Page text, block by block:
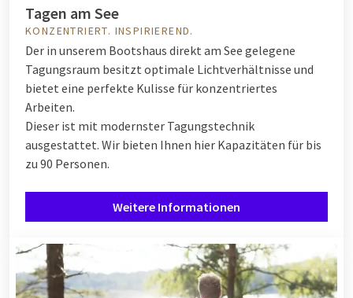
Tagen am See
KONZENTRIERT. INSPIRIEREND.
Der in unserem Bootshaus direkt am See gelegene
Tagungsraum besitzt optimale Lichtverhältnisse und
bietet eine perfekte Kulisse für konzentriertes
Arbeiten.
Dieser ist mit modernster Tagungstechnik
ausgestattet. Wir bieten Ihnen hier Kapazitäten für bis
zu 90 Personen.
Weitere Informationen